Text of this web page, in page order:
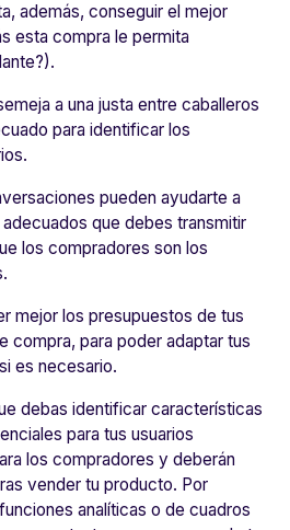
además, conseguir el mejor
esta compra le permita
a una justa entre caballeros
para identificar los
pueden ayudarte a
que debes transmitir
los compradores son los
mejor los presupuestos de tus
compra, para poder adaptar tus
es necesario.
debas identificar características
para tus usuarios
los compradores y deberán
vender tu producto. Por
analíticas o de cuadros